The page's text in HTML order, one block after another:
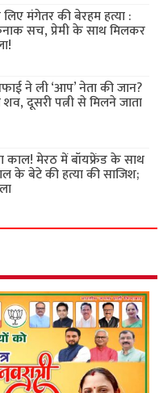
मंगेतर की बेरहम हत्या :
सच, प्रेमी के साथ मिलकर
ने ली ‘आप’ नेता की जान?
दूसरी पत्नी से मिलने जाता
काल! मेरठ में बॉयफ्रेंड के साथ
के बेटे की हत्या की साजिश;